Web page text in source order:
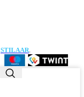
STILAAR.